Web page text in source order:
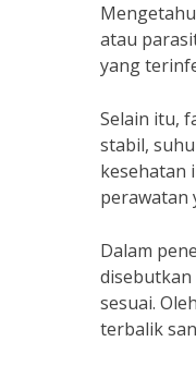
atau
yang
Selain itu,
stabil,
kesehatan
perawatan
Dalam
sesuai.
terbalik